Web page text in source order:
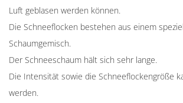
Luft geblasen werden können.
Die Schneeflocken bestehen aus einem
Schaumgemisch.
Der Schneeschaum hält sich sehr lange.
Die Intensität sowie die Schneeflockengröße
werden.